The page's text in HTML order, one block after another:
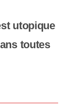
utopique
toutes